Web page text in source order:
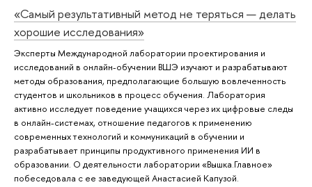
«Самый результативный метод не теряться — делать
хорошие исследования»
Эксперты Международной лаборатории проектирования и
исследований в онлайн-обучении ВШЭ изучают и разрабатывают
методы образования, предполагающие большую вовлеченность
студентов и школьников в процесс обучения. Лаборатория
активно исследует поведение учащихся через их цифровые следы
в онлайн-системах, отношение педагогов к применению
современных технологий и коммуникаций в обучении и
разрабатывает принципы продуктивного применения ИИ в
образовании. О деятельности лаборатории «Вышка.Главное»
побеседовала с ее заведующей Анастасией Капузой.